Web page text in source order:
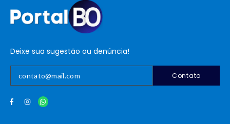
Deixe sua sugestão ou denúncia!
Contato